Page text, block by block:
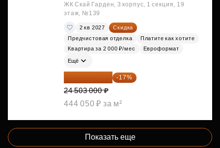
ЖК Скай Гарден, 3 корпус, 1 секция, 19
этаж, №139
2 кв 2027
Скидка
Предчистовая отделка
Платите как хотите
Квартира за 2 000 ₽/мес
Евроформат
Ещё
20 337 490 ₽ -17%
24 503 000 ₽
444 050 ₽ за м²
Показать еще